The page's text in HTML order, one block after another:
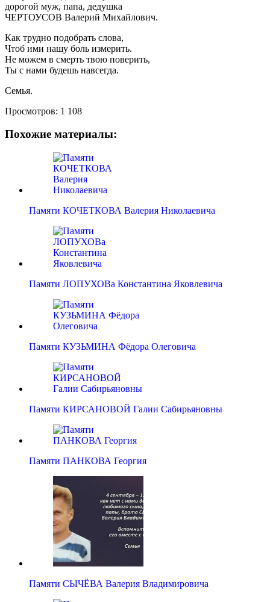
дорогой муж, папа, дедушка
ЧЕРТОУСОВ Валерий Михайлович.
Как трудно подобрать слова,
Чтоб ими нашу боль измерить.
Не можем в смерть твою поверить,
Ты с нами будешь навсегда.
Семья.
Просмотров: 1 108
Похожие материалы:
Памяти КОЧЕТКОВА Валерия Николаевича
Памяти ЛОПУХОВа Константина Яковлевича
Памяти КУЗЬМИНА Фёдора Олеговича
Памяти КИРСАНОВОЙ Галии Сабирьяновны
Памяти ПАНКОВА Георгия
Памяти СЫЧЁВА Валерия Владимировича